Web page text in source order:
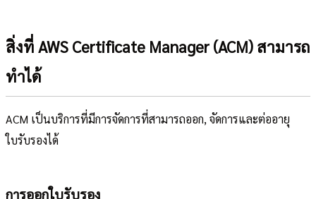
สิ่งที่ AWS Certificate Manager (ACM) สามารถ
ทำได้
ACM เป็นบริการที่มีการจัดการที่สามารถออก, จัดการและต่ออายุ
ใบรับรองได้
การออกใบรับรอง